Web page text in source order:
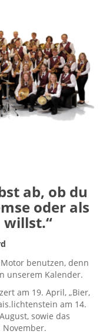
ab, ob du
oder als
benutzen, denn
unserem Kalender.
am 19. April, „Bier,
am 14.
sowie das
November.